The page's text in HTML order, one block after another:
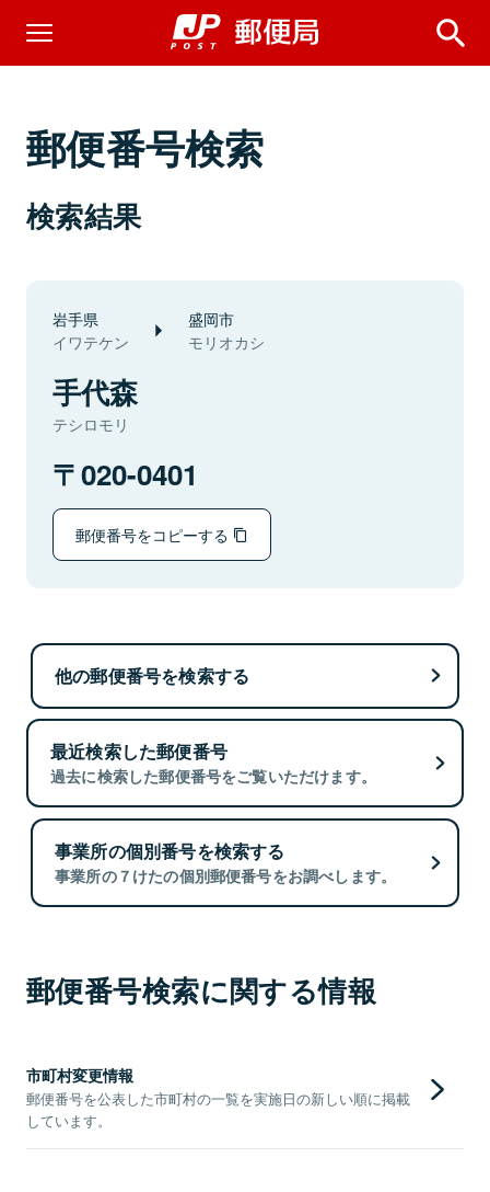
郵便番号検索
検索結果
岩手県
イワテケン
盛岡市
モリオカシ
手代森
テシロモリ
020-0401
郵便番号をコピーする
他の郵便番号を検索する
最近検索した郵便番号
過去に検索した郵便番号をご覧いただけます。
事業所の個別番号を検索する
事業所の７けたの個別郵便番号をお調べします。
郵便番号検索に関する情報
市町村変更情報
郵便番号を公表した市町村の一覧を実施日の新しい順に掲載
しています。